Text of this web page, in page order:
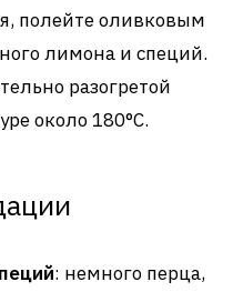
полейте оливковым
лимона и специй.
разогретой
около 180°C.
: немного перца,